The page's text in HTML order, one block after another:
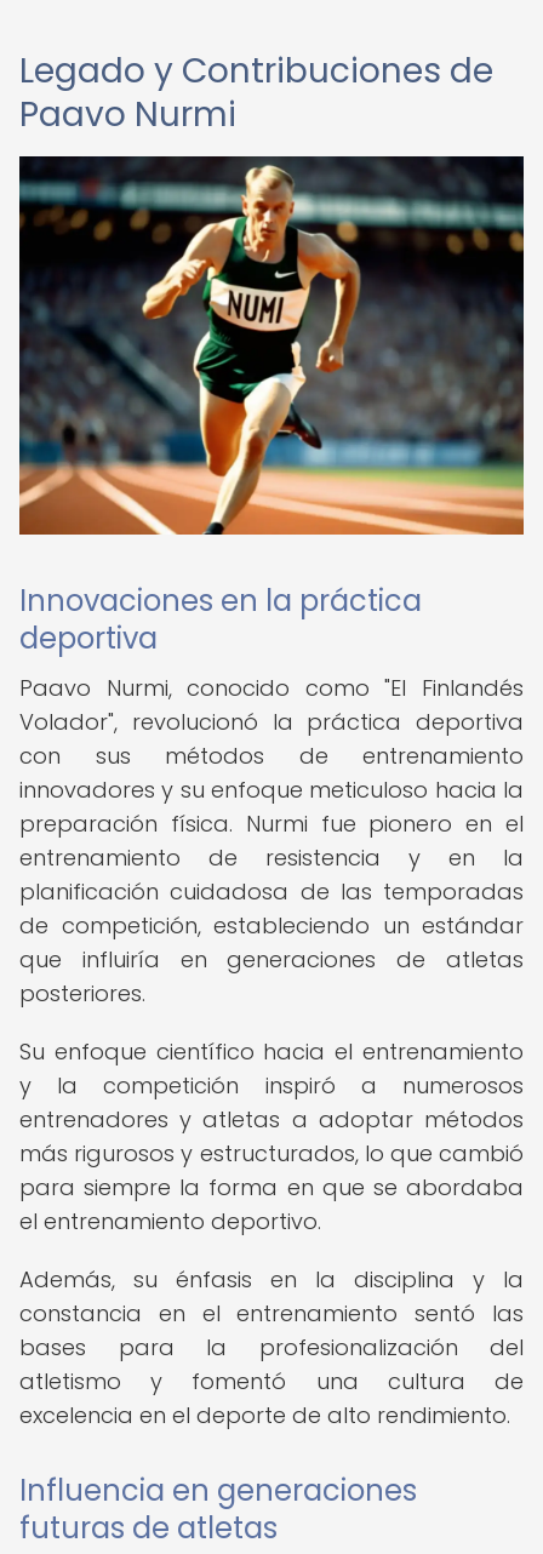
Legado y Contribuciones de
Paavo Nurmi
Innovaciones en la práctica
deportiva
Paavo Nurmi, conocido como "El Finlandés
Volador", revolucionó la práctica deportiva
con sus métodos de entrenamiento
innovadores y su enfoque meticuloso hacia la
preparación física. Nurmi fue pionero en el
entrenamiento de resistencia y en la
planificación cuidadosa de las temporadas
de competición, estableciendo un estándar
que influiría en generaciones de atletas
posteriores.
Su enfoque científico hacia el entrenamiento
y la competición inspiró a numerosos
entrenadores y atletas a adoptar métodos
más rigurosos y estructurados, lo que cambió
para siempre la forma en que se abordaba
el entrenamiento deportivo.
Además, su énfasis en la disciplina y la
constancia en el entrenamiento sentó las
bases para la profesionalización del
atletismo y fomentó una cultura de
excelencia en el deporte de alto rendimiento.
Influencia en generaciones
futuras de atletas